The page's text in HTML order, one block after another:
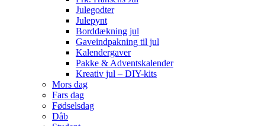
Julegodter
Julepynt
Borddækning jul
Gaveindpakning til jul
Kalendergaver
Pakke & Adventskalender
Kreativ jul – DIY-kits
Mors dag
Fars dag
Fødselsdag
Dåb